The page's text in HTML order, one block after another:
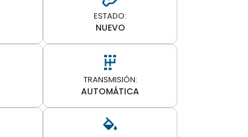
ESTADO:
NUEVO
TRANSMISIÓN:
AUTOMÁTICA